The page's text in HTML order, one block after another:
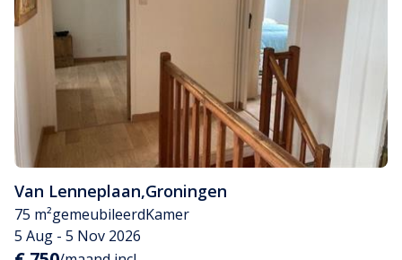
Van Lenneplaan,Groningen
75 m²gemeubileerdKamer
5 Aug - 5 Nov 2026